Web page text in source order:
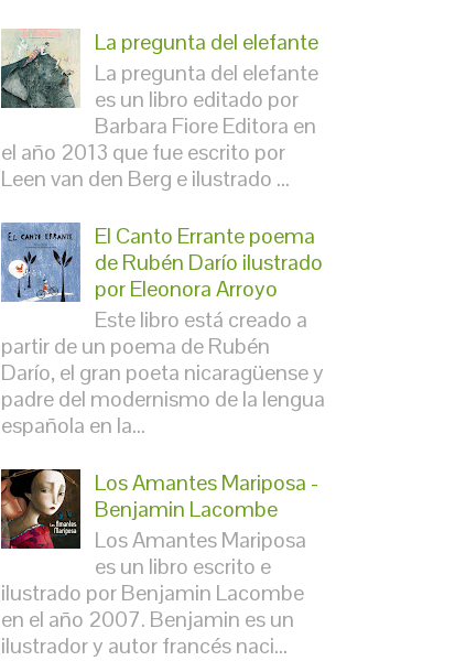
La pregunta del elefante
La pregunta del elefante
es un libro editado por
Barbara Fiore Editora en
el año 2013 que fue escrito por
Leen van den Berg e ilustrado ...
El Canto Errante poema
de Rubén Darío ilustrado
por Eleonora Arroyo
Este libro está creado a
partir de un poema de Rubén
Darío, el gran poeta nicaragüense y
padre del modernismo de la lengua
española en la...
Los Amantes Mariposa -
Benjamin Lacombe
Los Amantes Mariposa
es un libro escrito e
ilustrado por Benjamin Lacombe
en el año 2007. Benjamin es un
ilustrador y autor francés naci...